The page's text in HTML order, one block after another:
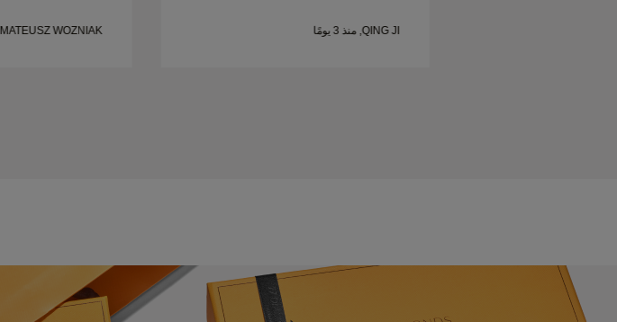
QING JI, منذ 3 يومًا MATEUSZ WOZNIAK, منذ 10 يومًا